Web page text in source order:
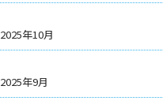
2025年10月
2025年9月